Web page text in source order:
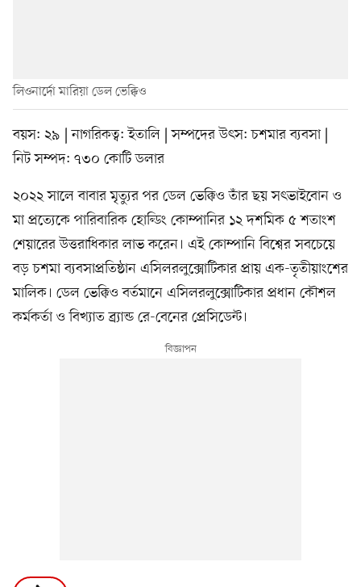
লিওনার্দো মারিয়া ডেল ভেক্কিও
বয়স: ২৯ | নাগরিকত্ব: ইতালি | সম্পদের উৎস: চশমার ব্যবসা |
নিট সম্পদ: ৭৩০ কোটি ডলার
২০২২ সালে বাবার মৃত্যুর পর ডেল ভেক্কিও তাঁর ছয় সৎভাইবোন ও
মা প্রত্যেকে পারিবারিক হোল্ডিং কোম্পানির ১২ দশমিক ৫ শতাংশ
শেয়ারের উত্তরাধিকার লাভ করেন। এই কোম্পানি বিশ্বের সবচেয়ে
বড় চশমা ব্যবসাপ্রতিষ্ঠান এসিলরলুক্সোটিকার প্রায় এক-তৃতীয়াংশের
মালিক। ডেল ভেক্কিও বর্তমানে এসিলরলুক্সোটিকার প্রধান কৌশল
কর্মকর্তা ও বিখ্যাত ব্র্যান্ড রে-বেনের প্রেসিডেন্ট।